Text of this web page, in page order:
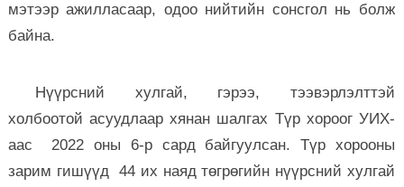
мэтээр ажилласаар, одоо нийтийн сонсгол нь болж
байна.
Нүүрсний хулгай, гэрээ, тээвэрлэлттэй
холбоотой асуудлаар хянан шалгах Түр хороог УИХ-
аас 2022 оны 6-р сард байгуулсан. Түр хорооны
зарим гишүүд 44 их наяд төгрөгийн нүүрсний хулгай